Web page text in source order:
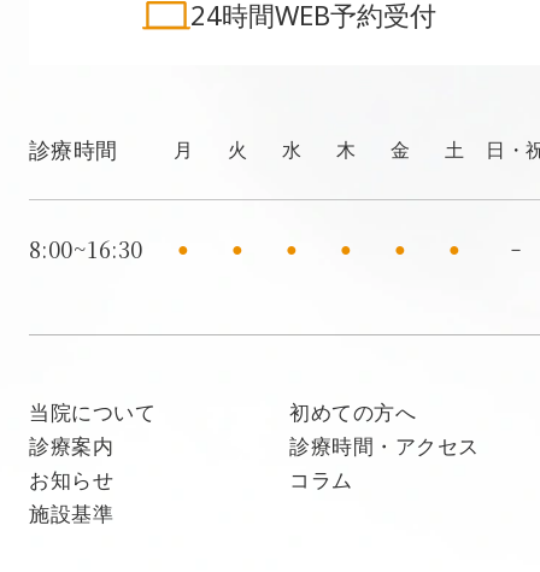
24時間WEB予約受付
診療時間 月 火 水 木 金 土 日・
8:00~16:30 ● ● ● ● ● ● －
当院について
初めての方へ
診療案内
診療時間・アクセス
お知らせ
コラム
施設基準